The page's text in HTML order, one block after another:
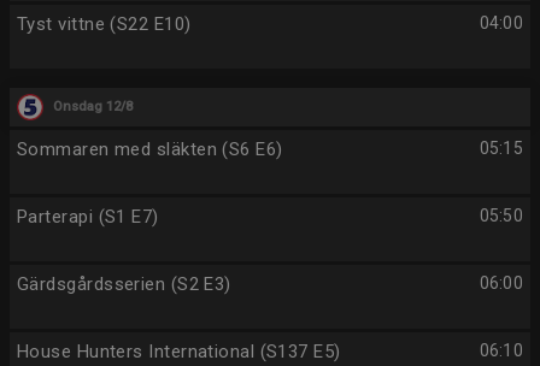
04:00
Tyst vittne (S22 E10)
Onsdag 12/8
05:15
Sommaren med släkten (S6 E6)
05:50
Parterapi (S1 E7)
06:00
Gärdsgårdsserien (S2 E3)
06:10
House Hunters International (S137 E5)